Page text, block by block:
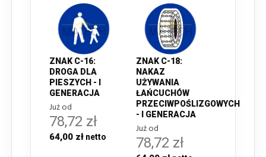
ZNAK C-16:
DROGA DLA
PIESZYCH - I
GENERACJA
Już od
78,72 zł
64,00 zł
ZNAK C-18:
NAKAZ
UŻYWANIA
ŁAŃCUCHÓW
PRZECIWPOŚLIZGOWYCH
- I GENERACJA
Już od
78,72 zł